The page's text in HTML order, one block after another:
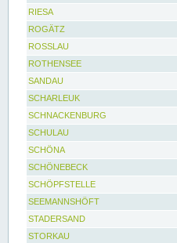
RIESA
ROGÄTZ
ROSSLAU
ROTHENSEE
SANDAU
SCHARLEUK
SCHNACKENBURG
SCHULAU
SCHÖNA
SCHÖNEBECK
SCHÖPFSTELLE
SEEMANNSHÖFT
STADERSAND
STORKAU